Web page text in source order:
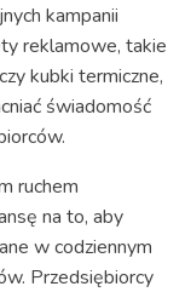
kampanii
reklamowe, takie
kubki termiczne,
świadomość
ruchem
na to, aby
w codziennym
Przedsiębiorcy